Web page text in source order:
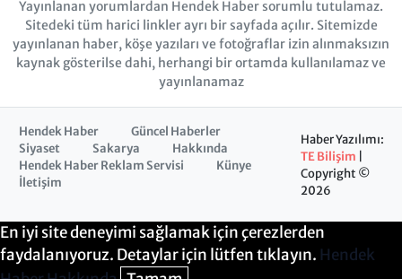
Yayınlanan yorumlardan Hendek Haber sorumlu tutulamaz.
Sitedeki tüm harici linkler ayrı bir sayfada açılır. Sitemizde
yayınlanan haber, köşe yazıları ve fotoğraflar izin alınmaksızın
kaynak gösterilse dahi, herhangi bir ortamda kullanılamaz ve
yayınlanamaz
Hendek Haber
Güncel Haberler
Siyaset
Sakarya
Hakkında
Hendek Haber Reklam Servisi
Künye
İletişim
Haber Yazılımı:
TE Bilişim
Copyright ©
2026
En iyi site deneyimi sağlamak için çerezlerden
faydalanıyoruz. Detaylar için lütfen tıklayın. Hendek